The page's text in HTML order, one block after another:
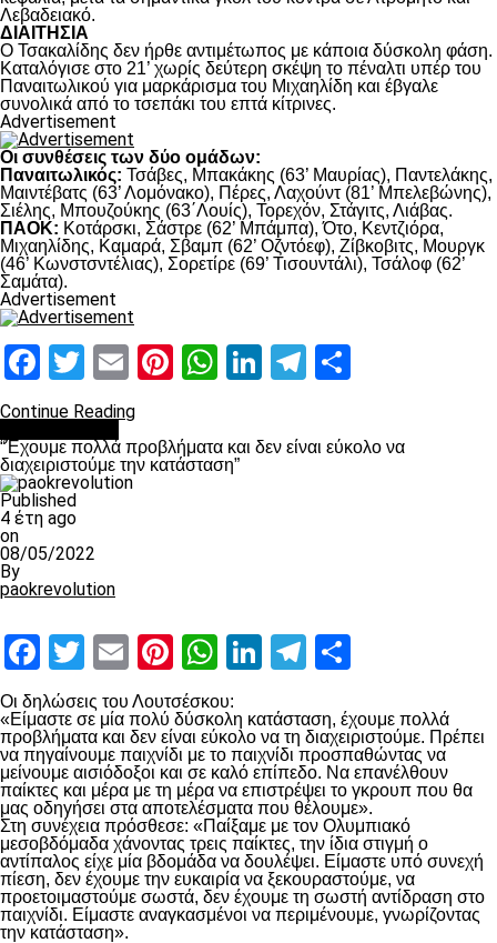
Λεβαδειακό.
ΔΙΑΙΤΗΣΙΑ
Ο Τσακαλίδης δεν ήρθε αντιμέτωπος με κάποια δύσκολη φάση.
Καταλόγισε στο 21’ χωρίς δεύτερη σκέψη το πέναλτι υπέρ του
Παναιτωλικού για μαρκάρισμα του Μιχαηλίδη και έβγαλε
συνολικά από το τσεπάκι του επτά κίτρινες.
Advertisement
Οι συνθέσεις των δύο ομάδων:
Παναιτωλικός: Τσάβες, Μπακάκης (63’ Μαυρίας), Παντελάκης,
Μαιντέβατς (63’ Λομόνακο), Πέρες, Λαχούντ (81’ Μπελεβώνης),
Σιέλης, Μπουζούκης (63΄Λουίς), Τορεχόν, Στάγιτς, Λιάβας.
ΠΑΟΚ: Κοτάρσκι, Σάστρε (62’ Μπάμπα), Ότο, Κεντζιόρα,
Μιχαηλίδης, Καμαρά, Σβαμπ (62’ Οζντόεφ), Ζίβκοβιτς, Μουργκ
(46’ Κωνστσντέλιας), Σορετίρε (69’ Τισουντάλι), Τσάλοφ (62’
Σαμάτα).
Advertisement
Facebook
Twitter
EmailPinterest
WhatsApp
LinkedIn
Telegram
Continue Reading
“Έχουμε πολλά προβλήματα και δεν είναι εύκολο να
διαχειριστούμε την κατάσταση”
Published
4 έτη ago
on
08/05/2022
By
paokrevolution
Facebook
Twitter
EmailPinterest
WhatsApp
LinkedIn
Telegram
Οι δηλώσεις του Λουτσέσκου:
«Είμαστε σε μία πολύ δύσκολη κατάσταση, έχουμε πολλά
προβλήματα και δεν είναι εύκολο να τη διαχειριστούμε. Πρέπει
να πηγαίνουμε παιχνίδι με το παιχνίδι προσπαθώντας να
μείνουμε αισιόδοξοι και σε καλό επίπεδο. Να επανέλθουν
παίκτες και μέρα με τη μέρα να επιστρέψει το γκρουπ που θα
μας οδηγήσει στα αποτελέσματα που θέλουμε».
Στη συνέχεια πρόσθεσε: «Παίξαμε με τον Ολυμπιακό
μεσοβδόμαδα χάνοντας τρεις παίκτες, την ίδια στιγμή ο
αντίπαλος είχε μία βδομάδα να δουλέψει. Είμαστε υπό συνεχή
πίεση, δεν έχουμε την ευκαιρία να ξεκουραστούμε, να
προετοιμαστούμε σωστά, δεν έχουμε τη σωστή αντίδραση στο
παιχνίδι. Είμαστε αναγκασμένοι να περιμένουμε, γνωρίζοντας
την κατάσταση».